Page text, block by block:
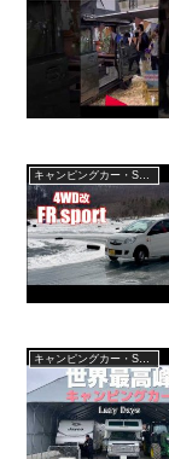
キャンピングカー・SUV人気車種